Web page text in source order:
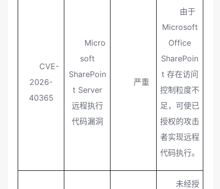
CVE-
2026-
40365
Micro
soft
SharePoin
t Server
远程执行
代码漏洞
严重
由于
Microsoft
Office
SharePoin
t 存在访问
控制粒度不
足，可使已
授权的攻击
者实现远程
代码执行。
未经授